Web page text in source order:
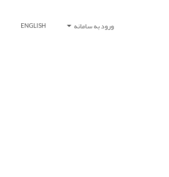
ورود به سامانه ENGLISH